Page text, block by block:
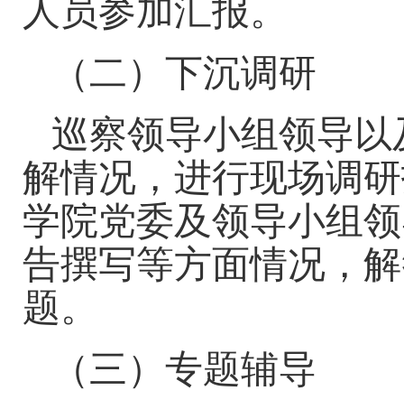
人员参加汇报。
（二）下沉调研
巡察领导小组领导
解情况，进行现场调
学院党委及领导小组
告撰写等方面情况，
题。
（三）专题辅导